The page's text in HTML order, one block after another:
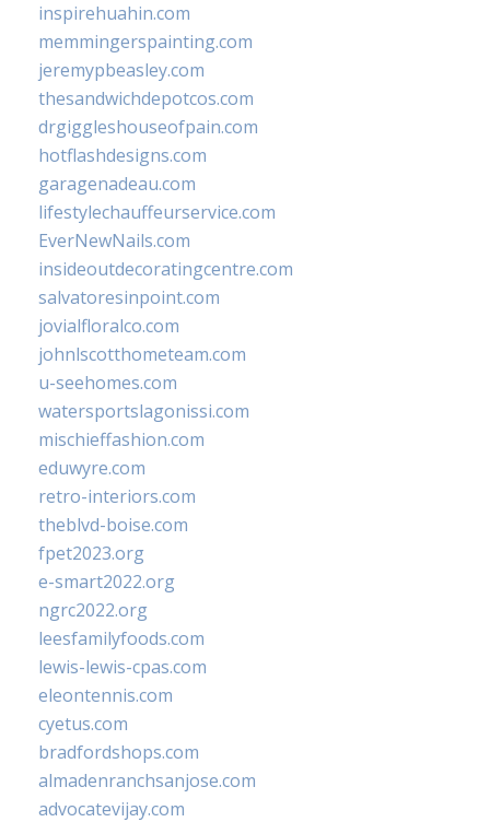
inspirehuahin.com
memmingerspainting.com
jeremypbeasley.com
thesandwichdepotcos.com
drgiggleshouseofpain.com
hotflashdesigns.com
garagenadeau.com
lifestylechauffeurservice.com
EverNewNails.com
insideoutdecoratingcentre.com
salvatoresinpoint.com
jovialfloralco.com
johnlscotthometeam.com
u-seehomes.com
watersportslagonissi.com
mischieffashion.com
eduwyre.com
retro-interiors.com
theblvd-boise.com
fpet2023.org
e-smart2022.org
ngrc2022.org
leesfamilyfoods.com
lewis-lewis-cpas.com
eleontennis.com
cyetus.com
bradfordshops.com
almadenranchsanjose.com
advocatevijay.com